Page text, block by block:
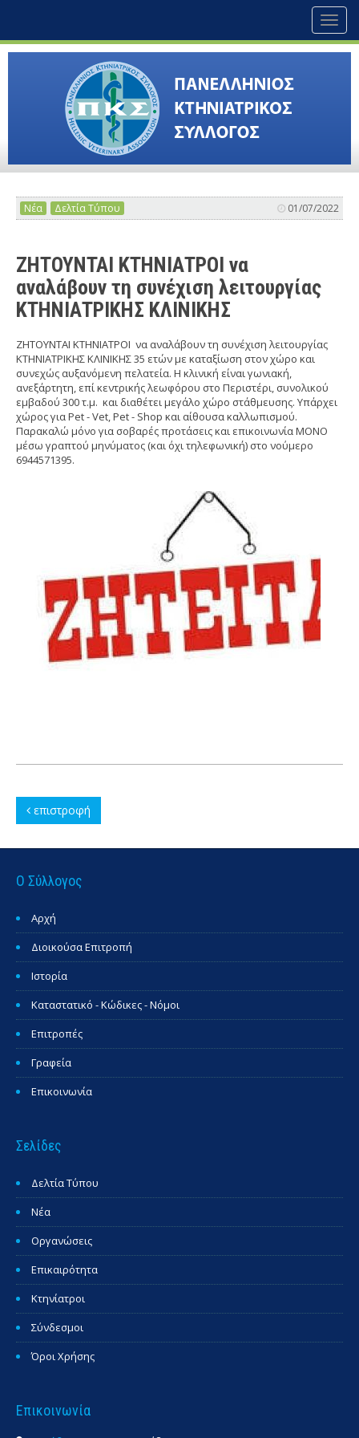
Νέα Δελτία Τύπου 01/07/2022
ΖΗΤΟΥΝΤΑΙ ΚΤΗΝΙΑΤΡΟΙ να
αναλάβουν τη συνέχιση λειτουργίας
ΚΤΗΝΙΑΤΡΙΚΗΣ ΚΛΙΝΙΚΗΣ
ΖΗΤΟΥΝΤΑΙ ΚΤΗΝΙΑΤΡΟΙ να αναλάβουν τη συνέχιση λειτουργίας
ΚΤΗΝΙΑΤΡΙΚΗΣ ΚΛΙΝΙΚΗΣ 35 ετών με καταξίωση στον χώρο και
συνεχώς αυξανόμενη πελατεία. Η κλινική είναι γωνιακή,
ανεξάρτητη, επί κεντρικής λεωφόρου στο Περιστέρι, συνολικού
εμβαδού 300 τ.μ. και διαθέτει μεγάλο χώρο στάθμευσης. Υπάρχει
χώρος για Pet - Vet, Pet - Shop και αίθουσα καλλωπισμού.
Παρακαλώ μόνο για σοβαρές προτάσεις και επικοινωνία ΜΟΝΟ
μέσω γραπτού μηνύματος (και όχι τηλεφωνική) στο νούμερο
6944571395.
επιστροφή
Ο Σύλλογος
Αρχή
Διοικούσα Επιτροπή
Ιστορία
Καταστατικό - Κώδικες - Νόμοι
Επιτροπές
Γραφεία
Επικοινωνία
Σελίδες
Δελτία Τύπου
Νέα
Οργανώσεις
Επικαιρότητα
Κτηνίατροι
Σύνδεσμοι
Όροι Χρήσης
Επικοινωνία